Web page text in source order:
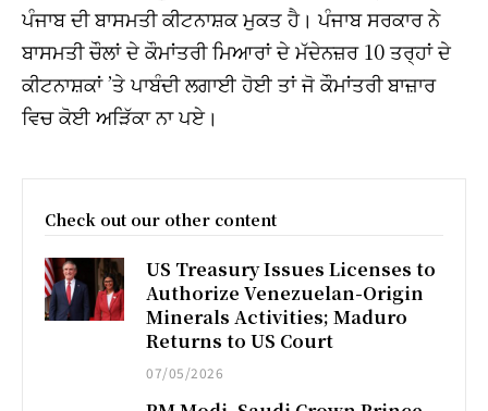
ਪੰਜਾਬ ਦੀ ਬਾਸਮਤੀ ਕੀਟਨਾਸ਼ਕ ਮੁਕਤ ਹੈ। ਪੰਜਾਬ ਸਰਕਾਰ ਨੇ
ਬਾਸਮਤੀ ਚੌਲਾਂ ਦੇ ਕੌਮਾਂਤਰੀ ਮਿਆਰਾਂ ਦੇ ਮੱਦੇਨਜ਼ਰ 10 ਤਰ੍ਹਾਂ ਦੇ
ਕੀਟਨਾਸ਼ਕਾਂ ’ਤੇ ਪਾਬੰਦੀ ਲਗਾਈ ਹੋਈ ਤਾਂ ਜੋ ਕੌਮਾਂਤਰੀ ਬਾਜ਼ਾਰ
ਵਿਚ ਕੋਈ ਅੜਿੱਕਾ ਨਾ ਪਏ।
Check out our other content
US Treasury Issues Licenses to
Authorize Venezuelan-Origin
Minerals Activities; Maduro
Returns to US Court
07/05/2026